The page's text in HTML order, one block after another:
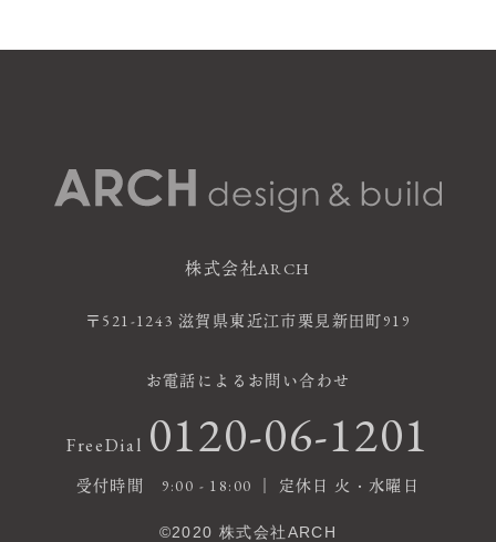
株式会社ARCH
〒521-1243 滋賀県東近江市栗見新田町919
お電話によるお問い合わせ
FreeDial 0120-06-1201
受付時間 9:00 - 18:00 ｜ 定休日 火・水曜日
©2020 株式会社ARCH